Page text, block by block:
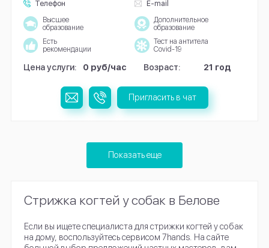
Телефон
E-mail
Высшее
образование
Дополнительное
образование
Есть
рекомендации
Тест на антитела
Covid-19
Цена услуги: 0 руб/час Возраст: 21 год
Пригласить в чат
Показать еще
Стрижка когтей у собак в Белове
Если вы ищете специалиста для стрижки когтей у собак
на дому, воспользуйтесь сервисом 7hands. На сайте